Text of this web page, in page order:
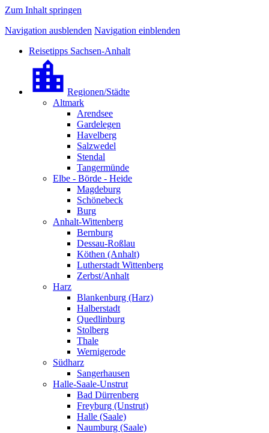
Zum Inhalt springen
Navigation ausblenden Navigation einblenden
Reisetipps Sachsen-Anhalt
Regionen/Städte
Altmark
Arendsee
Gardelegen
Havelberg
Salzwedel
Stendal
Tangermünde
Elbe - Börde - Heide
Magdeburg
Schönebeck
Burg
Anhalt-Wittenberg
Bernburg
Dessau-Roßlau
Köthen (Anhalt)
Lutherstadt Wittenberg
Zerbst/Anhalt
Harz
Blankenburg (Harz)
Halberstadt
Quedlinburg
Stolberg
Thale
Wernigerode
Südharz
Sangerhausen
Halle-Saale-Unstrut
Bad Dürrenberg
Freyburg (Unstrut)
Halle (Saale)
Naumburg (Saale)